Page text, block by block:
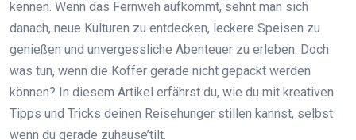
kennen. Wenn das Fernweh aufkommt, sehnt man sich
danach, neue Kulturen zu entdecken, leckere Speisen zu
genießen und unvergessliche Abenteuer zu erleben. Doch
was tun, wenn die Koffer gerade nicht gepackt werden
können? In diesem Artikel erfährst du, wie du mit kreativen
Tipps und Tricks deinen Reisehunger stillen kannst, selbst
wenn du gerade zuhause’tilt.